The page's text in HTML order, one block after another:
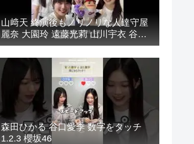
山﨑天 終演後もノリノリな人達守屋
麗奈 大園玲 遠藤光莉 山川宇衣 谷口
愛季 幸阪茉里乃 小島凪紗 松本和子
目黒陽色 小田倉麗奈 中川智尋 櫻坂
46 ツアー 広島公演
森田ひかる 谷口愛季 数字をタッチ
1.2.3 櫻坂46